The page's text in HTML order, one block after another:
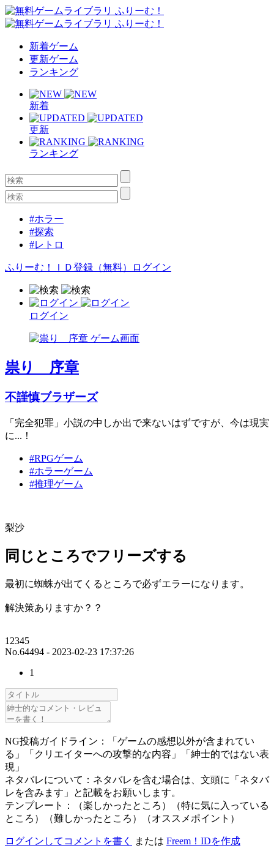
新着ゲーム
更新ゲーム
ランキング
新着
更新
ランキング
#ホラー
#探索
#レトロ
ふりーむ！ＩＤ登録（無料） ログイン
ログイン
祟り 序章
不謹慎ブラザーズ
「完全犯罪」小説の中しか出で来ないはずですが、今は現実
に...！
#RPGゲーム
#ホラーゲーム
#推理ゲーム
梨沙
同じところでフリーズする
最初に蜘蛛が出てくるところで必ずエラーになります。
解決策ありますか？？
12345
No.64494 - 2023-02-23 17:37:26
1
NG投稿ガイドライン：「ゲームの感想以外が含まれてい
る」「クリエイターへの攻撃的な内容」「紳士的ではない表
現」
ネタバレについて：ネタバレを含む場合は、文頭に「ネタバ
レを含みます」と記載をお願いします。
テンプレート：（楽しかったところ）（特に気に入っている
ところ）（難しかったところ）（オススメポイント）
ログインしてコメントを書く または Freem！IDを作成